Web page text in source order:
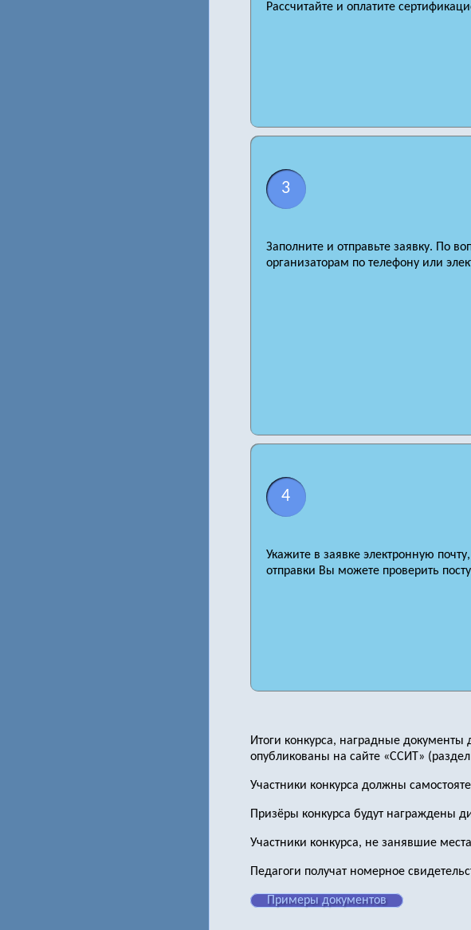
Рассчитайте и оплатите
3
Заполните и отправьте заявку. По
организаторам по телефону или
4
Укажите в заявке электронную
отправки Вы можете проверить
Итоги конкурса, наградные документы
опубликованы на сайте «ССИТ»
Участники конкурса должны
Призёры конкурса будут награждены
Участники конкурса, не занявшие
Педагоги получат номерное
Примеры документов